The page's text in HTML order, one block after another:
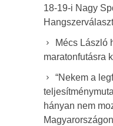
18-19-i Nagy
Mécs László
maratonfutásra
“Nekem a
hányan nem